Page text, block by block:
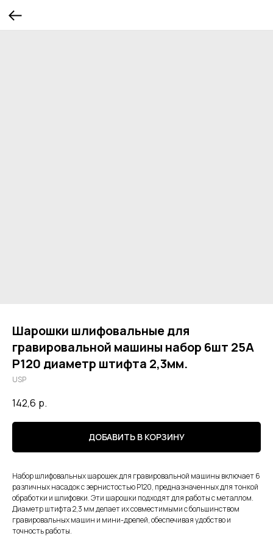
Шарошки шлифовальные для
гравировальной машины набор 6шт 25А
Р120 диаметр штифта 2,3мм.
USP
142,6 р.
ДОБАВИТЬ В КОРЗИНУ
Набор шлифовальных шарошек для гравировальной машины включает 6
различных насадок с зернистостью Р120, предназначенных для тонкой
обработки и шлифовки. Эти шарошки подходят для работы с металлом.
Диаметр штифта 2,3 мм делает их совместимыми с большинством
гравировальных машин и мини-дрелей, обеспечивая удобство и
точность работы.